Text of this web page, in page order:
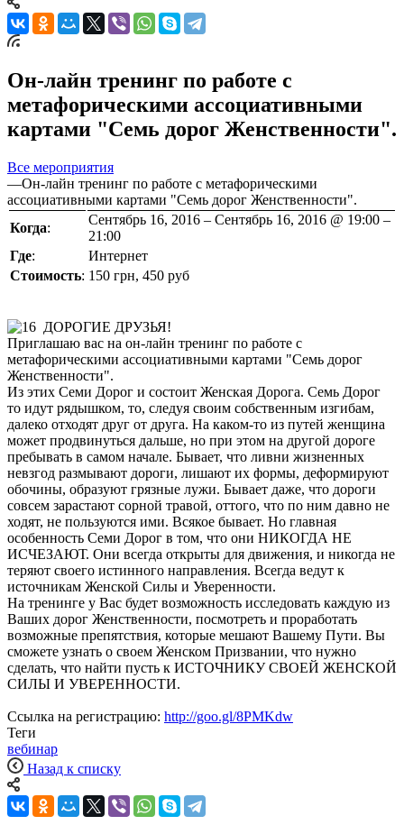
Он-лайн тренинг по работе с
метафорическими ассоциативными
картами "Семь дорог Женственности".
Все мероприятия
—Он-лайн тренинг по работе с метафорическими
ассоциативными картами "Семь дорог Женственности".
Когда:
Сентябрь 16, 2016 – Сентябрь 16, 2016 @ 19:00 –
21:00
Где:
Интернет
Стоимость: 150 грн, 450 руб
ДОРОГИЕ ДРУЗЬЯ!
Приглашаю вас на он-лайн тренинг по работе с
метафорическими ассоциативными картами "Семь дорог
Женственности".
Из этих Семи Дорог и состоит Женская Дорога. Семь Дорог
то идут рядышком, то, следуя своим собственным изгибам,
далеко отходят друг от друга. На каком-то из путей женщина
может продвинуться дальше, но при этом на другой дороге
пребывать в самом начале. Бывает, что ливни жизненных
невзгод размывают дороги, лишают их формы, деформируют
обочины, образуют грязные лужи. Бывает даже, что дороги
совсем зарастают сорной травой, оттого, что по ним давно не
ходят, не пользуются ими. Всякое бывает. Но главная
особенность Семи Дорог в том, что они НИКОГДА НЕ
ИСЧЕЗАЮТ. Они всегда открыты для движения, и никогда не
теряют своего истинного направления. Всегда ведут к
источникам Женской Силы и Уверенности.
На тренинге у Вас будет возможность исследовать каждую из
Ваших дорог Женственности, посмотреть и проработать
возможные препятствия, которые мешают Вашему Пути. Вы
сможете узнать о своем Женском Призвании, что нужно
сделать, что найти пусть к ИСТОЧНИКУ СВОЕЙ ЖЕНСКОЙ
СИЛЫ И УВЕРЕННОСТИ.
Ссылка на регистрацию: http://goo.gl/8PMKdw
Теги
вебинар
Назад к списку